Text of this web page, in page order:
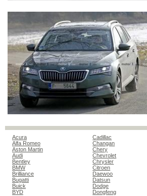
Acura
Alfa Romeo
Aston Martin
Audi
Bentley
BMW
Brilliance
Bugatti
Buick
BYD
Cadillac
Changan
Chery
Chevrolet
Chrysler
Citroen
Daewoo
Datsun
Dodge
Dongfeng